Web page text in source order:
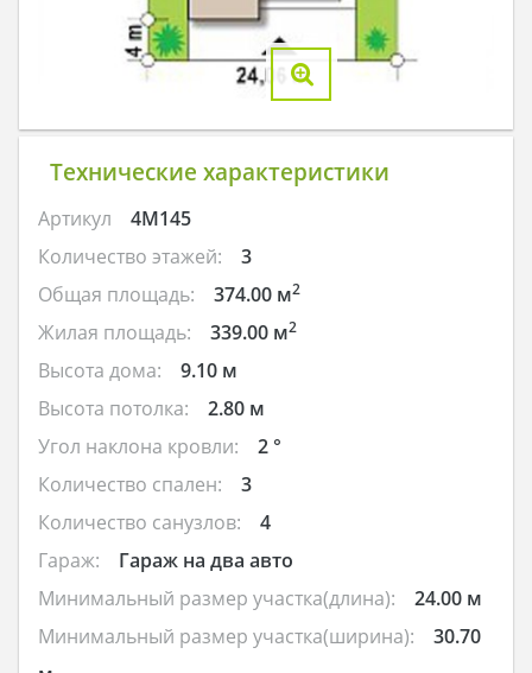
Технические характеристики
Артикул
4M145
Количество этажей:
3
Общая площадь:
374.00 м2
Жилая площадь: 339.00 м2
Высота дома:
9.10 м
Высота потолка:
2.80 м
Угол наклона кровли:
2 °
Количество спален:
3
Количество санузлов:
4
Гараж:
Гараж на два авто
Минимальный размер участка(длина):
24.00 м
Минимальный размер участка(ширина):
30.70